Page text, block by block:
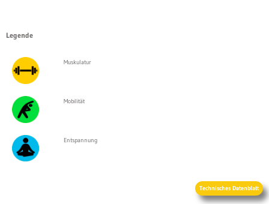
Legende
Muskulatur
Mobilität
Entspannung
Technisches Datenblatt